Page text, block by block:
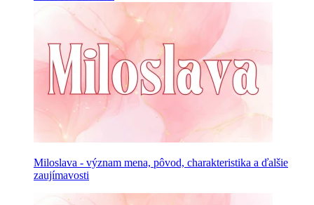
Miloslava - význam mena, pôvod, charakteristika a ďalšie
zaujímavosti